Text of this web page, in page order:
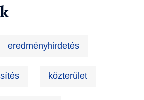
eredményhirdetés
közterület